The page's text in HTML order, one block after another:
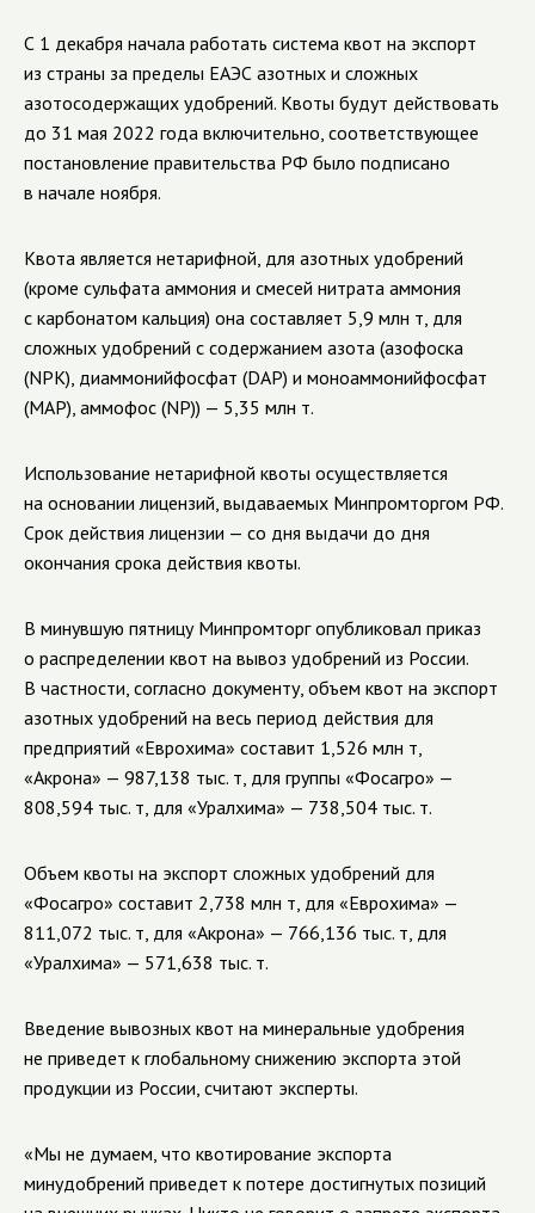
С 1 декабря начала работать система квот на экспорт
из страны за пределы ЕАЭС азотных и сложных
азотосодержащих удобрений. Квоты будут действовать
до 31 мая 2022 года включительно, соответствующее
постановление правительства РФ было подписано
в начале ноября.
Квота является нетарифной, для азотных удобрений
(кроме сульфата аммония и смесей нитрата аммония
с карбонатом кальция) она составляет 5,9 млн т, для
сложных удобрений с содержанием азота (азофоска
(NPK), диаммонийфосфат (DAP) и моноаммонийфосфат
(MAP), аммофос (NP)) — 5,35 млн т.
Использование нетарифной квоты осуществляется
на основании лицензий, выдаваемых Минпромторгом РФ.
Срок действия лицензии — со дня выдачи до дня
окончания срока действия квоты.
В минувшую пятницу Минпромторг опубликовал приказ
о распределении квот на вывоз удобрений из России.
В частности, согласно документу, объем квот на экспорт
азотных удобрений на весь период действия для
предприятий «Еврохима» составит 1,526 млн т,
«Акрона» — 987,138 тыс. т, для группы «Фосагро» —
808,594 тыс. т, для «Уралхима» — 738,504 тыс. т.
Объем квоты на экспорт сложных удобрений для
«Фосагро» составит 2,738 млн т, для «Еврохима» —
811,072 тыс. т, для «Акрона» — 766,136 тыс. т, для
«Уралхима» — 571,638 тыс. т.
Введение вывозных квот на минеральные удобрения
не приведет к глобальному снижению экспорта этой
продукции из России, считают эксперты.
«Мы не думаем, что квотирование экспорта
минудобрений приведет к потере достигнутых позиций